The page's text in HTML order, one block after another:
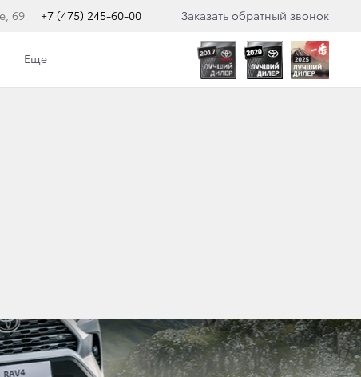
69 +7 (475) 245-60-00 Заказать обратный звонок
Еще